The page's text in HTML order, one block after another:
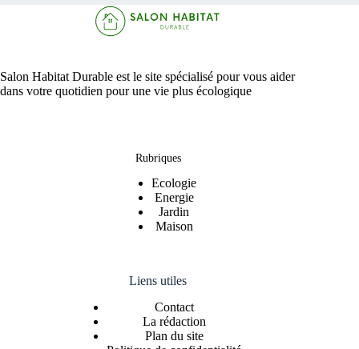
Salon Habitat Durable est le site spécialisé pour vous aider
dans votre quotidien pour une vie plus écologique
Rubriques
Ecologie
Energie
Jardin
Maison
Liens utiles
Contact
La rédaction
Plan du site